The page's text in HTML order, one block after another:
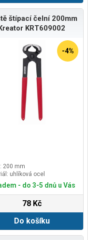
štípací čelní 200mm
KRT609002
-4%
200 mm
uhlíková ocel
- do 3-5 dnů u Vás
78 Kč
Do košíku